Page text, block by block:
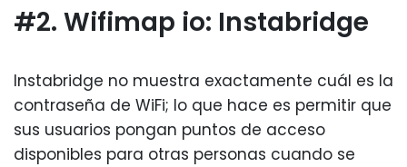
#2. Wifimap io: Instabridge
Instabridge no muestra exactamente cuál es la
contraseña de WiFi; lo que hace es permitir que
sus usuarios pongan puntos de acceso
disponibles para otras personas cuando se